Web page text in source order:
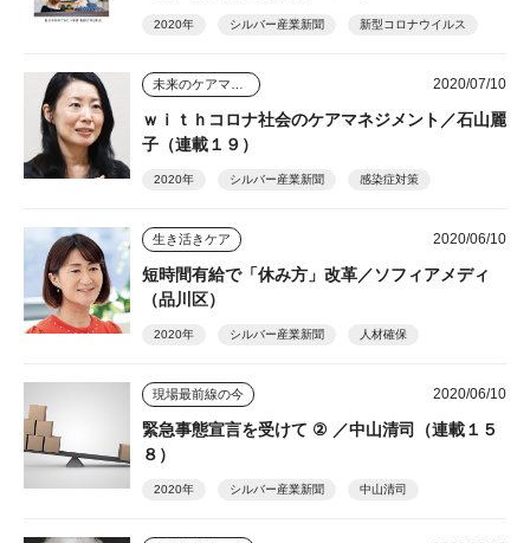
2020年 シルバー産業新聞 新型コロナウイルス
2020/07/10
ｗｉｔｈコロナ社会のケアマネジメント／石山麗
子（連載１９）
2020年 シルバー産業新聞 感染症対策
生き活きケア 2020/06/10
短時間有給で「休み方」改革／ソフィアメディ
（品川区）
2020年 シルバー産業新聞 人材確保
現場最前線の今 2020/06/10
緊急事態宣言を受けて ② ／中山清司（連載１５
８）
2020年 シルバー産業新聞 中山清司